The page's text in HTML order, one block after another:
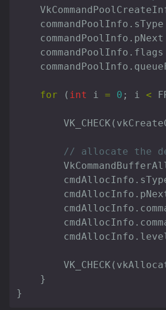
commandPoolInfo . sType
commandPoolInfo . pNext
commandPoolInfo . flags
commandPoolInfo .
for ( int i = 0 ; i <
VK_CHECK(
// allocate the
cmdAllocInfo .
cmdAllocInfo .
cmdAllocInfo .
cmdAllocInfo .
cmdAllocInfo .
VK_CHECK(
}
}